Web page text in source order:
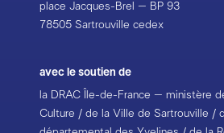
place Jacques-Brel – BP 93
78505 Sartrouville cedex
avec le soutien de
la DRAC Île-de-France – ministère
Culture / de la Ville de Sartrouville /